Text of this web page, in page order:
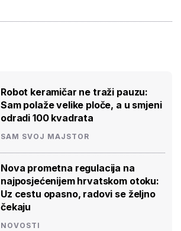
Robot keramičar ne traži pauzu:
Sam polaže velike ploče, a u smjeni
odradi 100 kvadrata
SAM SVOJ MAJSTOR
Nova prometna regulacija na
najposjećenijem hrvatskom otoku:
Uz cestu opasno, radovi se željno
čekaju
NOVOSTI